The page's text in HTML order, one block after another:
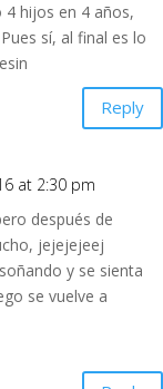
hijos en 4 años,
sí, al final es lo
Reply
at 2:30 pm
después de
jejejejeej
y se sienta
se vuelve a